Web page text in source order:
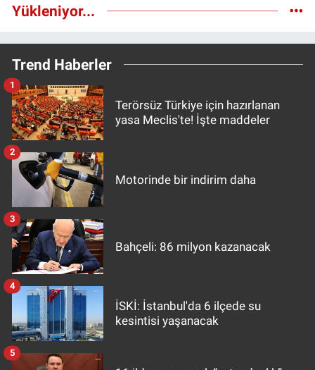
Yükleniyor...
Trend Haberler
Terörsüz Türkiye için hazırlanan
yasa Meclis'te! İşte maddeler
1
Motorinde bir indirim daha
2
Bahçeli: 86 milyon kazanacak
3
İSKİ: İstanbul'da 6 ilçede su
kesintisi yaşanacak
4
5